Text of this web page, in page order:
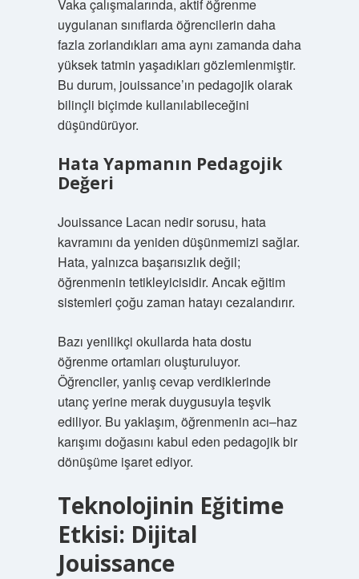
Vaka çalışmalarında, aktif öğrenme
uygulanan sınıflarda öğrencilerin daha
fazla zorlandıkları ama aynı zamanda daha
yüksek tatmin yaşadıkları gözlemlenmiştir.
Bu durum, jouissance’ın pedagojik olarak
bilinçli biçimde kullanılabileceğini
düşündürüyor.
Hata Yapmanın Pedagojik
Değeri
Jouissance Lacan nedir sorusu, hata
kavramını da yeniden düşünmemizi sağlar.
Hata, yalnızca başarısızlık değil;
öğrenmenin tetikleyicisidir. Ancak eğitim
sistemleri çoğu zaman hatayı cezalandırır.
Bazı yenilikçi okullarda hata dostu
öğrenme ortamları oluşturuluyor.
Öğrenciler, yanlış cevap verdiklerinde
utanç yerine merak duygusuyla teşvik
ediliyor. Bu yaklaşım, öğrenmenin acı–haz
karışımı doğasını kabul eden pedagojik bir
dönüşüme işaret ediyor.
Teknolojinin Eğitime
Etkisi: Dijital
Jouissance